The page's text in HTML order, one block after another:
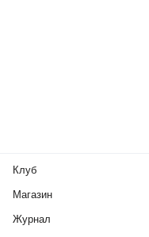
Клуб
Магазин
Журнал